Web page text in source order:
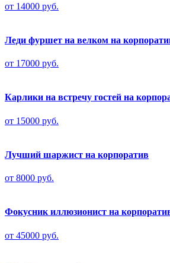
от 14000 руб.
Леди фуршет на велком на
от 17000 руб.
Карлики на встречу гостей на
от 15000 руб.
Лучший шаржист на корпоратив
от 8000 руб.
Фокусник иллюзионист на
от 45000 руб.